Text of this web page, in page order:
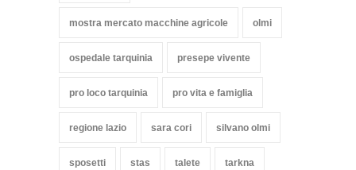
mostra mercato macchine agricole olmi
ospedale tarquinia presepe vivente
pro loco tarquinia pro vita e famiglia
regione lazio sara cori silvano olmi
sposetti stas talete tarkna